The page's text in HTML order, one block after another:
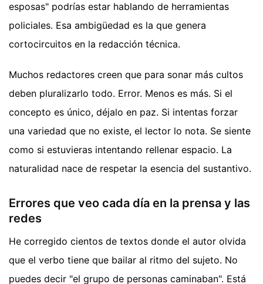
esposas" podrías estar hablando de herramientas
policiales. Esa ambigüedad es la que genera
cortocircuitos en la redacción técnica.
Muchos redactores creen que para sonar más cultos
deben pluralizarlo todo. Error. Menos es más. Si el
concepto es único, déjalo en paz. Si intentas forzar
una variedad que no existe, el lector lo nota. Se siente
como si estuvieras intentando rellenar espacio. La
naturalidad nace de respetar la esencia del sustantivo.
Errores que veo cada día en la prensa y las
redes
He corregido cientos de textos donde el autor olvida
que el verbo tiene que bailar al ritmo del sujeto. No
puedes decir "el grupo de personas caminaban". Está